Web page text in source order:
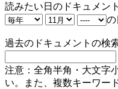
読みたい日のドキュメン
の
過去のドキュメントの検
注意：全角半角・大文字
い。また、複数キーワー